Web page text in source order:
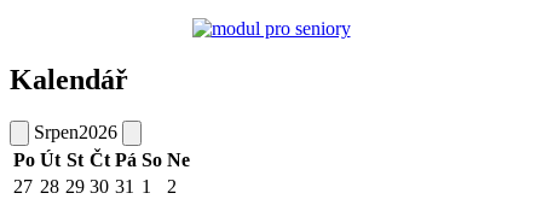
Kalendář
Srpen2026
Po Út St Čt Pá So Ne
27 28 29 30 31 1
2